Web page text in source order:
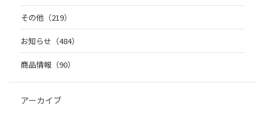
その他（219）
お知らせ（484）
商品情報（90）
アーカイブ